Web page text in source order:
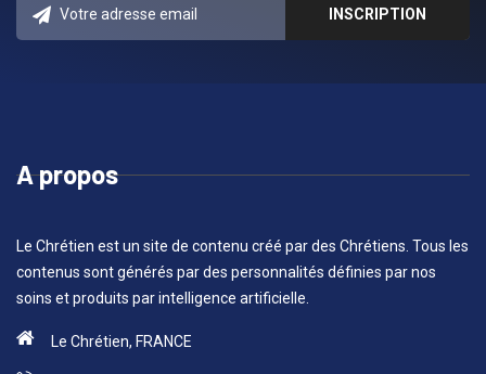
A propos
Le Chrétien est un site de contenu créé par des Chrétiens. Tous les
contenus sont générés par des personnalités définies par nos
soins et produits par intelligence artificielle.
Le Chrétien, FRANCE